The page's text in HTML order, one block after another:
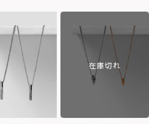
在庫切れ